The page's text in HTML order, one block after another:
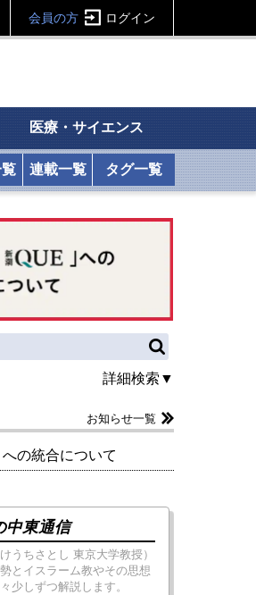
会員の方 ログイン
医療・サイエンス
連載一覧 タグ一覧
詳細検索▼
お知らせ一覧
の統合について
中東通信
うちさとし 東京大学教授）
とイスラーム教やその思想
少しずつ解説します。